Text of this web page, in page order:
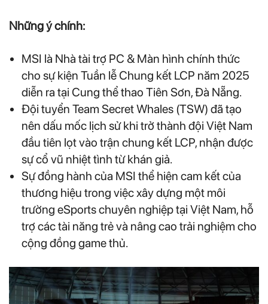
Những ý chính:
MSI là Nhà tài trợ PC & Màn hình chính thức
cho sự kiện Tuần lễ Chung kết LCP năm 2025
diễn ra tại Cung thể thao Tiên Sơn, Đà Nẵng.
Đội tuyển Team Secret Whales (TSW) đã tạo
nên dấu mốc lịch sử khi trở thành đội Việt Nam
đầu tiên lọt vào trận chung kết LCP, nhận được
sự cổ vũ nhiệt tình từ khán giả.
Sự đồng hành của MSI thể hiện cam kết của
thương hiệu trong việc xây dựng một môi
trường eSports chuyên nghiệp tại Việt Nam, hỗ
trợ các tài năng trẻ và nâng cao trải nghiệm cho
cộng đồng game thủ.